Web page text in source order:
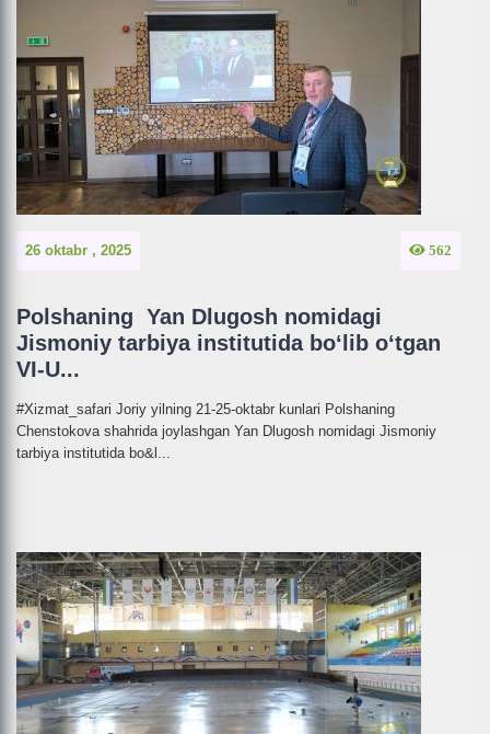
26 oktabr , 2025 562
Polshaning Yan Dlugosh nomidagi
Jismoniy tarbiya institutida bo‘lib o‘tgan
VI-U...
#Xizmat_safari Joriy yilning 21-25-oktabr kunlari Polshaning
Chenstokova shahrida joylashgan Yan Dlugosh nomidagi Jismoniy
tarbiya institutida bo&l...